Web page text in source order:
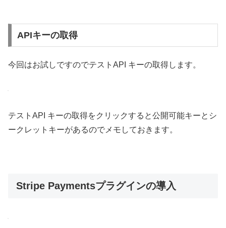
APIキーの取得
今回はお試しですのでテストAPI キーの取得します。
テストAPI キーの取得をクリックすると公開可能キーとシ
ークレットキーがあるのでメモしておきます。
Stripe Paymentsプラグインの導入